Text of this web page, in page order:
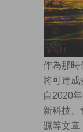
作為那時
將可達成
自2020
新科技、
源等文章